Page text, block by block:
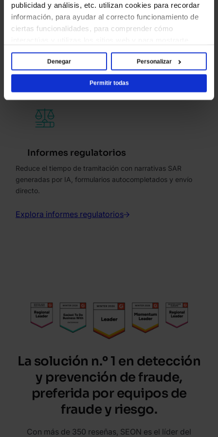
publicidad y análisis, etc. utilizan cookies para recordar
información, para ayudar al correcto funcionamiento de
ciertas funcionalidades, para comprender cómo
contenido y anuncios que sean relevantes y atractivos
para ti. Al hacer clic en [Permitir todas], aceptas el uso
de estas cookies y confirmas que has leído y entendido
nuestro Aviso de cookies.Permitir todas
Personalizar
Denegar
Gestión de casos
Investiga las alertas, documenta los casos y mantén un
rastro de auditoría completo sin hojas de cálculo ni
herramientas aisladas.
Explora gestión de casos
Informes regulatorios
Reduce el tiempo de tramitación con narrativas SAR
generadas por IA, formularios autocompletados y envío
directo.
Explora informes regulatorios
La solución n.º 1 en detección
y prevención de fraude,
preferida por equipos de
fraude y riesgo.
Con más de 350 reseñas, SEON es el líder del